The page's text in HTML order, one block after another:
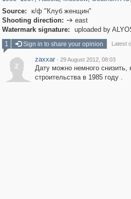
Source:
к/ф "Клуб женщин"
Shooting direction:  east
Watermark signature:
uploaded by
1
Sign in to share your opinion Latest
z
zaxxar · 29 August 2012, 08:03
Дату можно немного
строительства в 1985 году .